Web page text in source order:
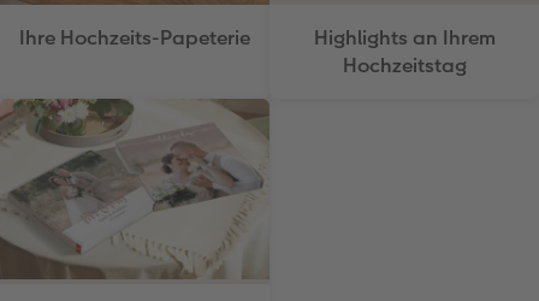
Ihre Hochzeits-Papeterie
Highlights an Ihrem
Hochzeitstag